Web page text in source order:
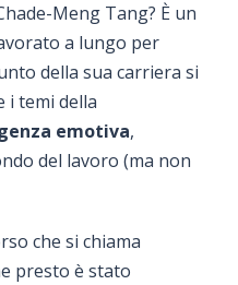
Meng Tang? È un
a lungo per
della sua carriera si
i temi della
emotiva,
del lavoro (ma non
che si chiama
presto è stato